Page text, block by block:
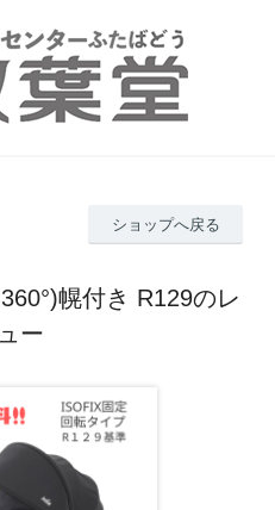
ショップへ戻る
幌付き R129のレ
ー